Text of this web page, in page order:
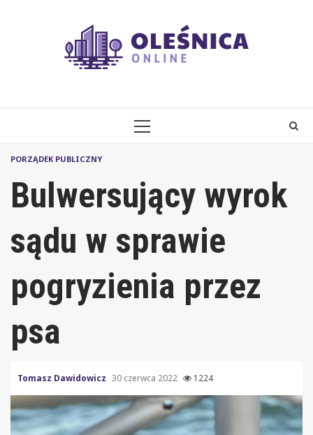
PRIMARY
PORZĄDEK PUBLICZNY
Bulwersujący wyrok
sądu w sprawie
pogryzienia przez
psa
Tomasz Dawidowicz 30 czerwca 2022 1224